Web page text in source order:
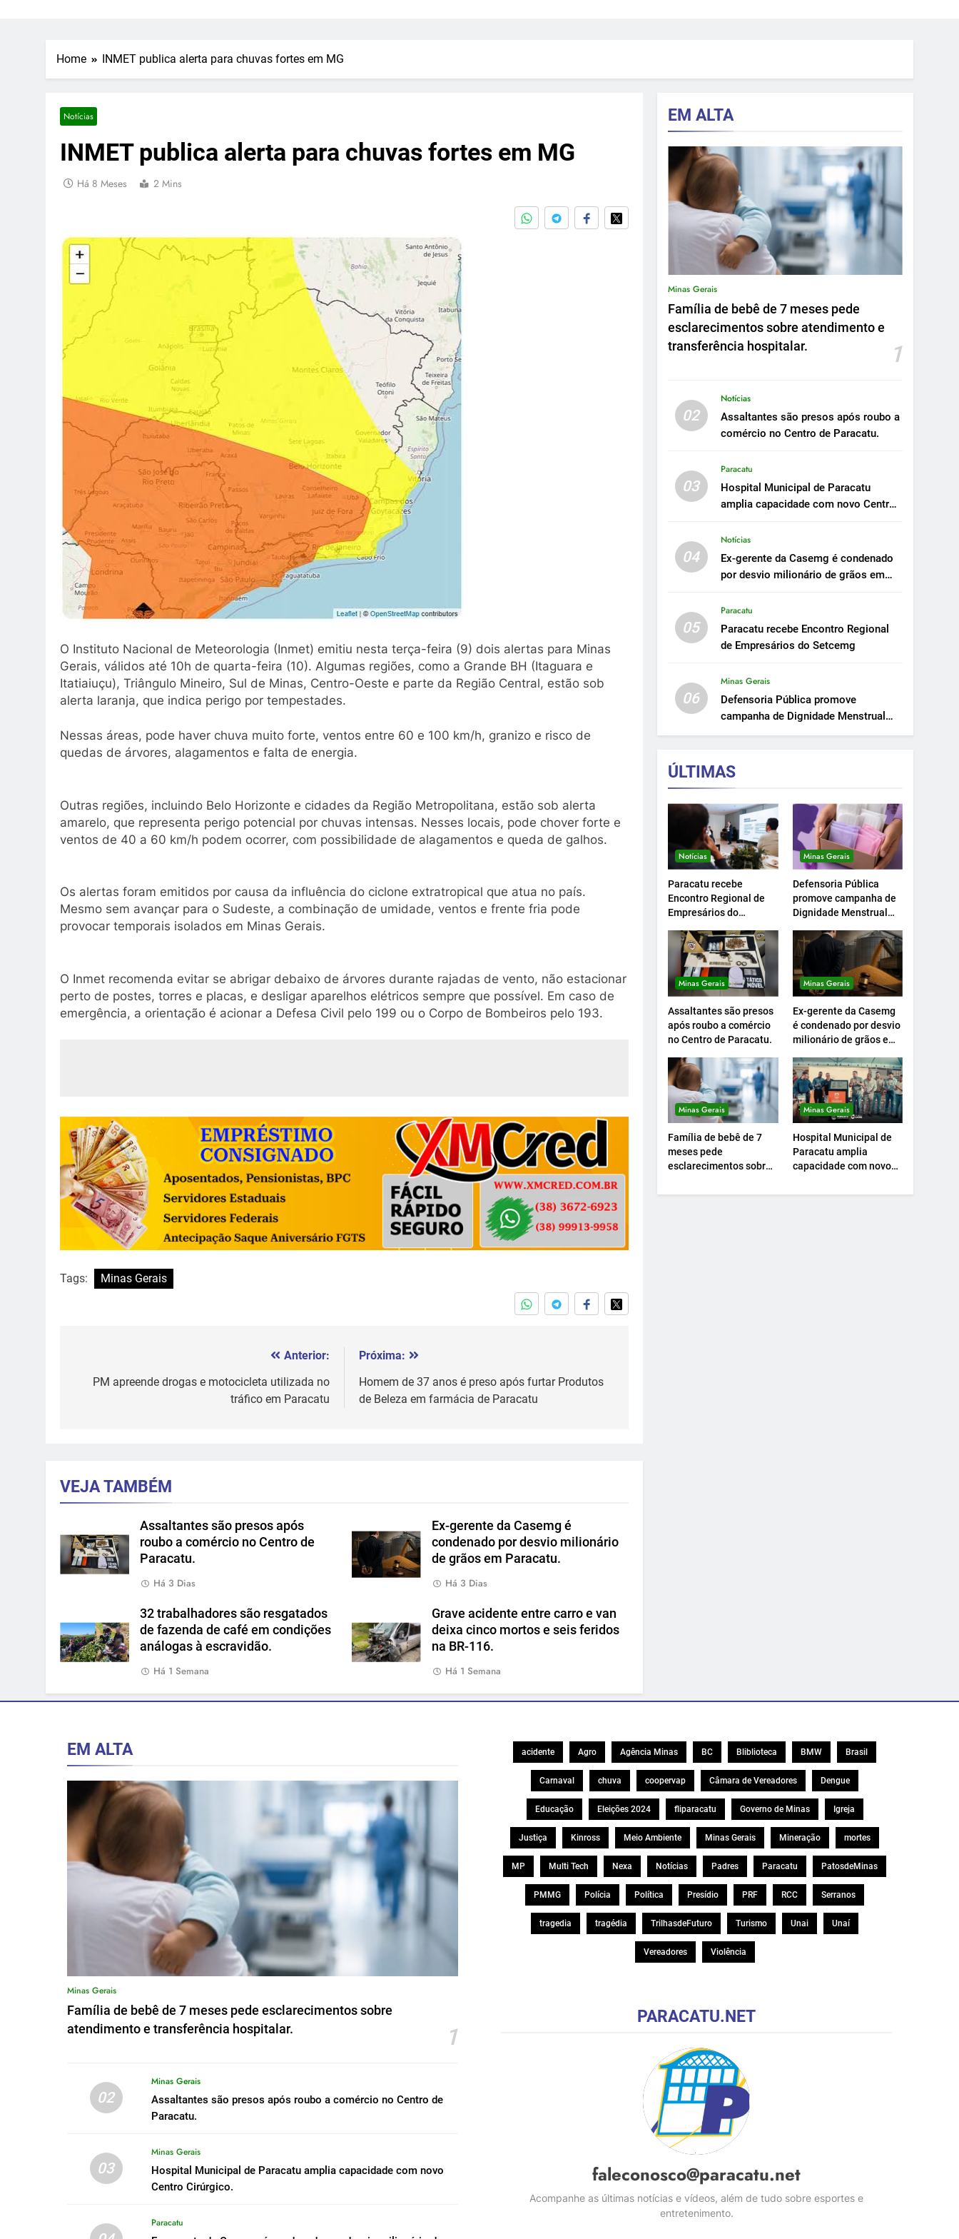
Home INMET publica alerta para chuvas fortes em MG
Notícias
INMET publica alerta para chuvas fortes em MG
Há 8 Meses 2 Mins
O Instituto Nacional de Meteorologia (Inmet) emitiu nesta terça-feira (9) dois alertas para Minas
Gerais, válidos até 10h de quarta-feira (10). Algumas regiões, como a Grande BH (Itaguara e
Itatiaiuçu), Triângulo Mineiro, Sul de Minas, Centro-Oeste e parte da Região Central, estão sob
alerta laranja, que indica perigo por tempestades.
Nessas áreas, pode haver chuva muito forte, ventos entre 60 e 100 km/h, granizo e risco de
quedas de árvores, alagamentos e falta de energia.
Outras regiões, incluindo Belo Horizonte e cidades da Região Metropolitana, estão sob alerta
amarelo, que representa perigo potencial por chuvas intensas. Nesses locais, pode chover forte e
ventos de 40 a 60 km/h podem ocorrer, com possibilidade de alagamentos e queda de galhos.
Os alertas foram emitidos por causa da influência do ciclone extratropical que atua no país.
Mesmo sem avançar para o Sudeste, a combinação de umidade, ventos e frente fria pode
provocar temporais isolados em Minas Gerais.
O Inmet recomenda evitar se abrigar debaixo de árvores durante rajadas de vento, não estacionar
perto de postes, torres e placas, e desligar aparelhos elétricos sempre que possível. Em caso de
emergência, a orientação é acionar a Defesa Civil pelo 199 ou o Corpo de Bombeiros pelo 193.
Tags: Minas Gerais
Anterior:
PM apreende drogas e motocicleta utilizada no
tráfico em Paracatu
Próxima:
Homem de 37 anos é preso após furtar Produtos
de Beleza em farmácia de Paracatu
VEJA TAMBÉM
Assaltantes são presos após
roubo a comércio no Centro de
Paracatu.
Há 3 Dias
Ex-gerente da Casemg é
condenado por desvio milionário
de grãos em Paracatu.
Há 3 Dias
32 trabalhadores são resgatados
de fazenda de café em condições
análogas à escravidão.
Há 1 Semana
Grave acidente entre carro e van
deixa cinco mortos e seis feridos
na BR-116.
Há 1 Semana
EM ALTA
Minas Gerais
Família de bebê de 7 meses pede
esclarecimentos sobre atendimento e
transferência hospitalar.
1
02
Notícias
Assaltantes são presos após roubo a
comércio no Centro de Paracatu.
03
Paracatu
Hospital Municipal de Paracatu
amplia capacidade com novo Centro
04
Notícias
Ex-gerente da Casemg é condenado
por desvio milionário de grãos em
05
Paracatu
Paracatu recebe Encontro Regional
de Empresários do Setcemg
06
Minas Gerais
Defensoria Pública promove
campanha de Dignidade Menstrual
em Minas.
ÚLTIMAS
Notícias
Paracatu recebe
Encontro Regional de
Empresários do
Minas Gerais
Defensoria Pública
promove campanha de
Dignidade Menstrual
Minas Gerais
Assaltantes são presos
após roubo a comércio
no Centro de Paracatu.
Minas Gerais
Ex-gerente da Casemg
é condenado por desvio
milionário de grãos em
Minas Gerais
Família de bebê de 7
meses pede
esclarecimentos sobre
transferência
Minas Gerais
Hospital Municipal de
Paracatu amplia
capacidade com novo
EM ALTA
Minas Gerais
Família de bebê de 7 meses pede esclarecimentos sobre
atendimento e transferência hospitalar.
1
02
Minas Gerais
Assaltantes são presos após roubo a comércio no Centro de
Paracatu.
03
Minas Gerais
Hospital Municipal de Paracatu amplia capacidade com novo
Centro Cirúrgico.
Paracatu
acidente Agro Agência Minas BC Bliblioteca BMW Brasil
Carnaval chuva coopervap Câmara de Vereadores Dengue
Educação Eleições 2024 fliparacatu Governo de Minas Igreja
Justiça Kinross Meio Ambiente Minas Gerais Mineração mortes
MP Multi Tech Nexa Notícias Padres Paracatu PatosdeMinas
PMMG Polícia Política Presídio PRF RCC Serranos
tragedia tragédia TrilhasdeFuturo Turismo Unai Unaí
Vereadores Violência
PARACATU.NET
faleconosco@paracatu.net
Acompanhe as últimas notícias e vídeos, além de tudo sobre esportes e
entretenimento.